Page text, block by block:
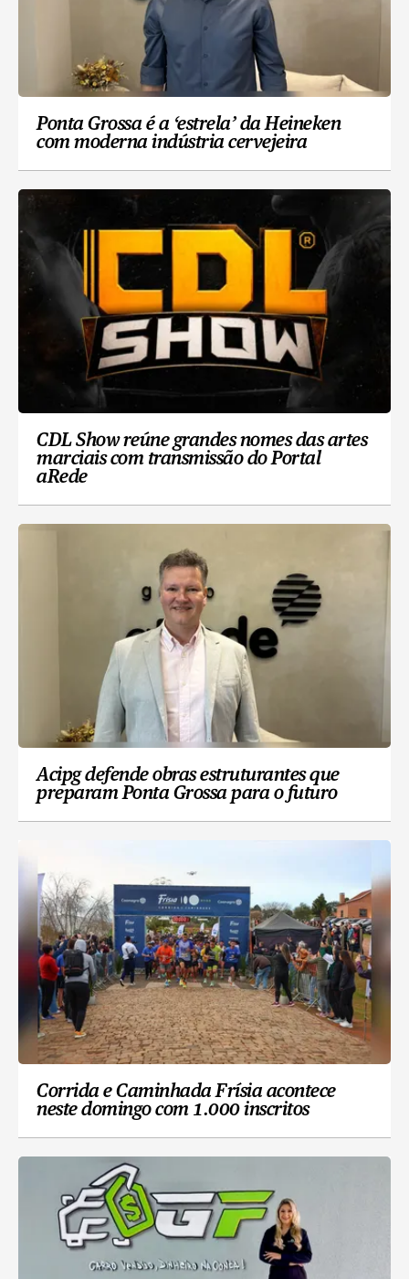
Ponta Grossa é a ‘estrela’ da Heineken
com moderna indústria cervejeira
CDL Show reúne grandes nomes das artes
marciais com transmissão do Portal
aRede
Acipg defende obras estruturantes que
preparam Ponta Grossa para o futuro
Corrida e Caminhada Frísia acontece
neste domingo com 1.000 inscritos